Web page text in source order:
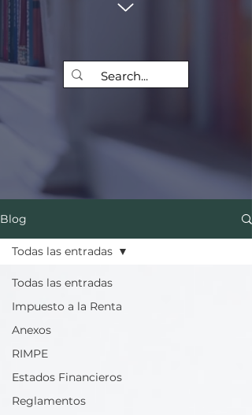
Blog
Todas las entradas
Impuesto a la Renta
Anexos
RIMPE
Estados Financieros
Reglamentos
Todas las entradas